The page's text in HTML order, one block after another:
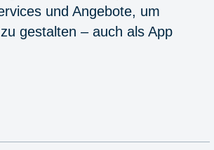
und Angebote, um
gestalten – auch als App